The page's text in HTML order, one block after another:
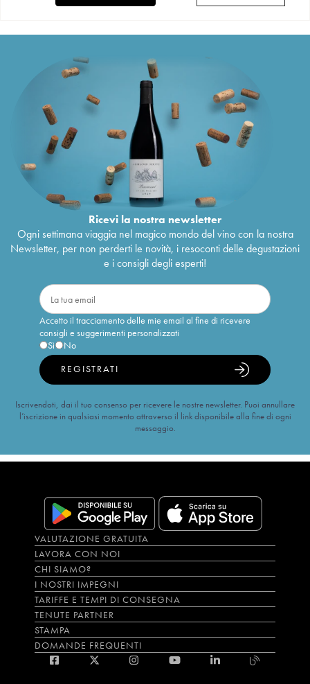
Ricevi la nostra newsletter
Ogni settimana viaggia nel magico mondo del vino con la nostra
Newsletter, per non perderti le novità, i resoconti delle degustazioni
e i consigli degli esperti!
Accetto il tracciamento delle mie email al fine di ricevere
consigli e suggerimenti personalizzati
Sì
No
REGISTRATI
Iscrivendoti, dai il tuo consenso per ricevere le nostre newsletter. Puoi annullare
l’iscrizione in qualsiasi momento attraverso il link disponibile alla fine di ogni
messaggio.
VALUTAZIONE GRATUITA
LAVORA CON NOI
CHI SIAMO?
I NOSTRI IMPEGNI
TARIFFE E TEMPI DI CONSEGNA
TENUTE PARTNER
STAMPA
DOMANDE FREQUENTI